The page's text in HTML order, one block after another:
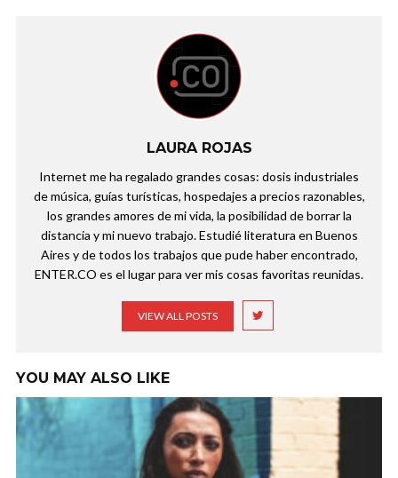
LAURA ROJAS
Internet me ha regalado grandes cosas: dosis industriales
de música, guías turísticas, hospedajes a precios razonables,
los grandes amores de mi vida, la posibilidad de borrar la
distancia y mi nuevo trabajo. Estudié literatura en Buenos
Aires y de todos los trabajos que pude haber encontrado,
ENTER.CO es el lugar para ver mis cosas favoritas reunidas.
VIEW ALL POSTS
YOU MAY ALSO LIKE